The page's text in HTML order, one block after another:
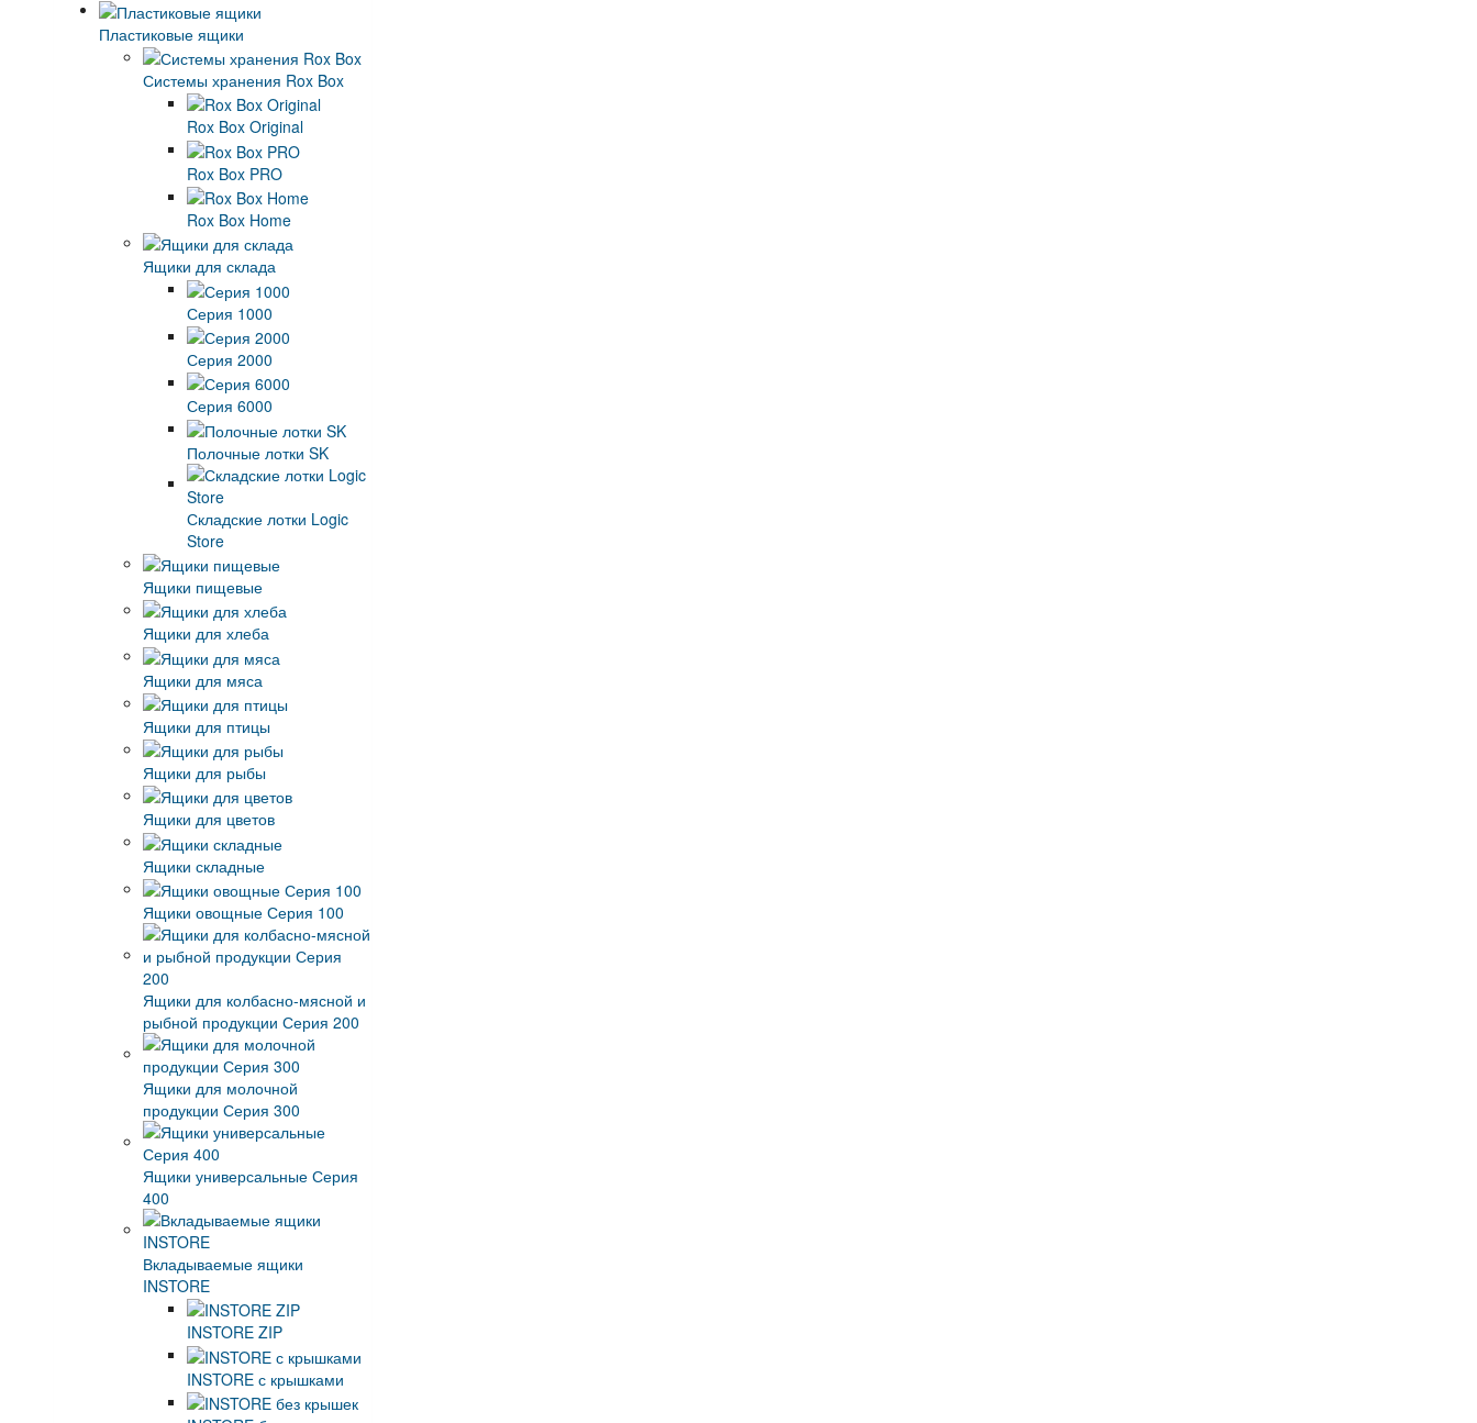
Пластиковые ящики
Системы хранения Rox Box
Rox Box Original
Rox Box PRO
Rox Box Home
Ящики для склада
Серия 1000
Серия 2000
Серия 6000
Полочные лотки SK
Складские лотки Logic
Store
Ящики пищевые
Ящики для хлеба
Ящики для мяса
Ящики для птицы
Ящики для рыбы
Ящики для цветов
Ящики складные
Ящики овощные Серия 100
Ящики для колбасно-мясной и
рыбной продукции Серия 200
Ящики для молочной
продукции Серия 300
Ящики универсальные Серия
400
Вкладываемые ящики
INSTORE
INSTORE ZIP
INSTORE с крышками